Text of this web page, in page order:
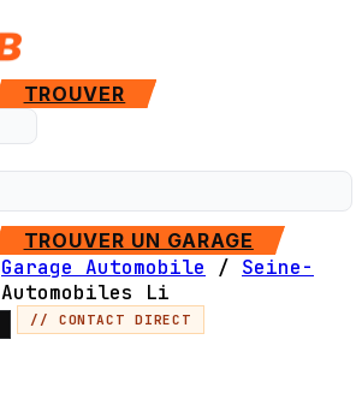
TROUVER
TROUVER UN GARAGE
Garage Automobile / Seine-
Automobiles Li
// CONTACT DIRECT